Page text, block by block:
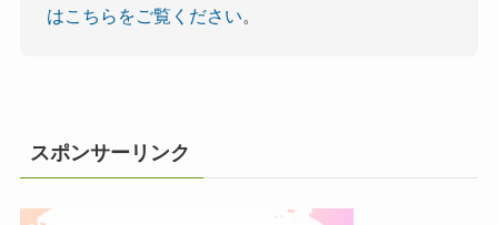
はこちらをご覧ください。
スポンサーリンク